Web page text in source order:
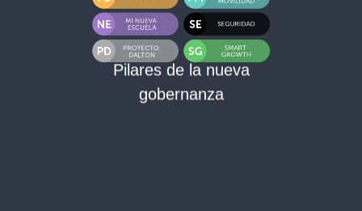
Pilares de la nueva
gobernanza